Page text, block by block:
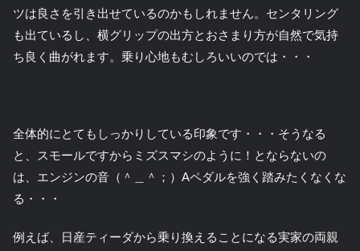
ツは良さを引き出せているのかもしれません。センタリング
も出ているし、横グリップの出方とおさまり方が自然で気持
ち良く曲がれます。乗り心地もむしろいいのでは・・・
全体的にとてもしっかりしている印象です・・・そうなる
と、スモールですからミズスマシのように！とならないの
は、エンジンの音（＾＿＾；）Aペダルを強く踏みたくなくな
る・・・
例えば、日産ティーダから乗り換えることになる実家の両親